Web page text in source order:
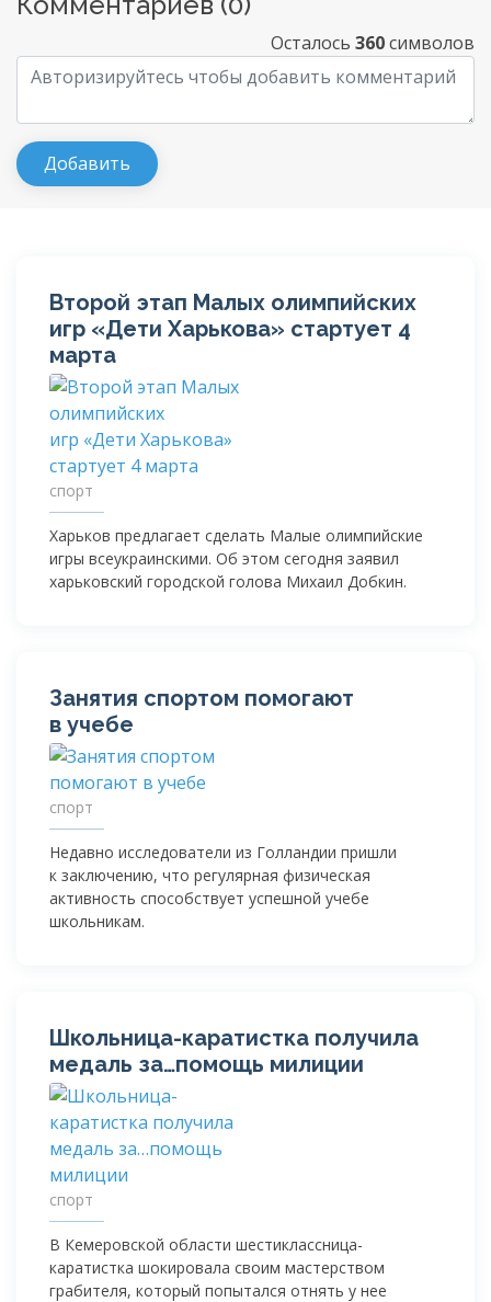
Осталось 360символов
Второй этап Малых олимпийских
игр «Дети Харькова» стартует 4
марта
спорт
Харьков предлагает сделать Малые олимпийские
игры всеукраинскими. Об этом сегодня заявил
харьковский городской голова Михаил Добкин.
Занятия спортом помогают
в учебе
спорт
Недавно исследователи из Голландии пришли
к заключению, что регулярная физическая
активность способствует успешной учебе
школьникам.
Школьница-каратистка получила
медаль за…помощь милиции
спорт
В Кемеровской области шестиклассница-
каратистка шокировала своим мастерством
грабителя, который попытался отнять у нее